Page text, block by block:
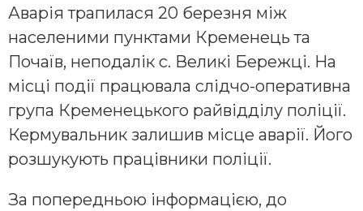
Аварія трапилася 20 березня між
населеними пунктами Кременець та
Почаїв, неподалік с. Великі Бережці. На
місці події працювала слідчо-оперативна
група Кременецького райвідділу поліції.
Кермувальник залишив місце аварії. Його
розшукують працівники поліції.
За попередньою інформацією, до